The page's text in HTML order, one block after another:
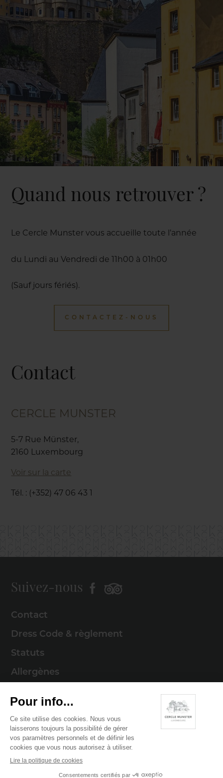
Quand nous retrouver ?
Le Cercle Munster vous accueille toute l’année
du Lundi au Vendredi de 11h00 à 01h00
(Sauf jours fériés).
CONTACTEZ-NOUS
Contact
CERCLE MUNSTER
5-7 Rue Münster,
2160 Luxembourg
Voir sur la carte
Tél. : (+352) 47 06 43 1
Suivez-nous
Contact
Dress Code & règlement
Statuts
Allergènes
Mentions légales
Politique de cookies
Politique de confidentialité
© 2026 Cercle Munster . Tous droits réservés